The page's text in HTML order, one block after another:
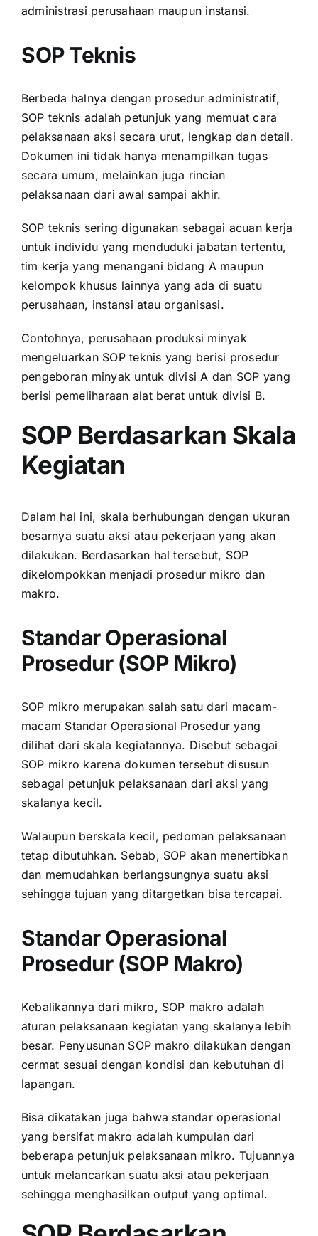
administrasi perusahaan maupun instansi.
SOP Teknis
Berbeda halnya dengan prosedur administratif,
SOP teknis adalah petunjuk yang memuat cara
pelaksanaan aksi secara urut, lengkap dan detail.
Dokumen ini tidak hanya menampilkan tugas
secara umum, melainkan juga rincian
pelaksanaan dari awal sampai akhir.
SOP teknis sering digunakan sebagai acuan kerja
untuk individu yang menduduki jabatan tertentu,
tim kerja yang menangani bidang A maupun
kelompok khusus lainnya yang ada di suatu
perusahaan, instansi atau organisasi.
Contohnya, perusahaan produksi minyak
mengeluarkan SOP teknis yang berisi prosedur
pengeboran minyak untuk divisi A dan SOP yang
berisi pemeliharaan alat berat untuk divisi B.
SOP Berdasarkan Skala
Kegiatan
Dalam hal ini, skala berhubungan dengan ukuran
besarnya suatu aksi atau pekerjaan yang akan
dilakukan. Berdasarkan hal tersebut, SOP
dikelompokkan menjadi prosedur mikro dan
makro.
Standar Operasional
Prosedur (SOP Mikro)
SOP mikro merupakan salah satu dari macam-
macam Standar Operasional Prosedur yang
dilihat dari skala kegiatannya. Disebut sebagai
SOP mikro karena dokumen tersebut disusun
sebagai petunjuk pelaksanaan dari aksi yang
skalanya kecil.
Walaupun berskala kecil, pedoman pelaksanaan
tetap dibutuhkan. Sebab, SOP akan menertibkan
dan memudahkan berlangsungnya suatu aksi
sehingga tujuan yang ditargetkan bisa tercapai.
Standar Operasional
Prosedur (SOP Makro)
Kebalikannya dari mikro, SOP makro adalah
aturan pelaksanaan kegiatan yang skalanya lebih
besar. Penyusunan SOP makro dilakukan dengan
cermat sesuai dengan kondisi dan kebutuhan di
lapangan.
Bisa dikatakan juga bahwa standar operasional
yang bersifat makro adalah kumpulan dari
beberapa petunjuk pelaksanaan mikro. Tujuannya
untuk melancarkan suatu aksi atau pekerjaan
sehingga menghasilkan output yang optimal.